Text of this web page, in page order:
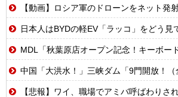
【動画】ロシア軍のドローンをネット発射装置
日本人はBYDの軽EV「ラッコ」をどう見ている
MDL「秋葉原店オープン記念！キーボード900台・マウス100台無料でプレゼント！
中国「大洪水！」三峡ダム「9門開放！（全力放流」中国都市「三峡沿線の道路水没」中国政府「高速道路封鎖！」中
【悲報】ワイ、職場でアミバ呼ばわりさ